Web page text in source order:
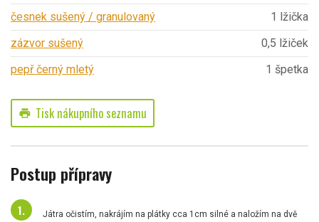
česnek sušený / granulovaný
1 lžička
zázvor sušený
0,5 lžiček
pepř černý mletý
1 špetka
print Tisk nákupního seznamu
Postup přípravy
Játra očistím, nakrájím na plátky cca 1cm silné a naložím na dvě